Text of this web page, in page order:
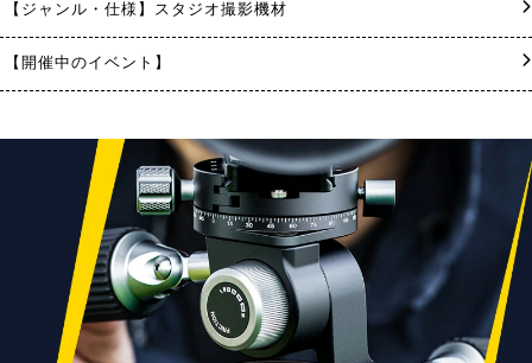
【ジャンル・仕様】スタジオ撮影機材
【開催中のイベント】